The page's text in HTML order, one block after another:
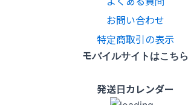
お問い合わせ
特定商取引の表示
モバイルサイトはこちら
発送日カレンダー